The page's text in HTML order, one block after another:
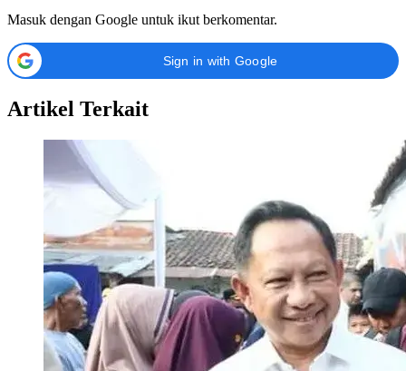
Masuk dengan Google untuk ikut berkomentar.
Sign in with Google
Artikel Terkait